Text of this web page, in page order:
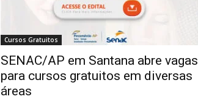
Cursos Gratuitos
SENAC/AP em Santana abre vagas
para cursos gratuitos em diversas
áreas